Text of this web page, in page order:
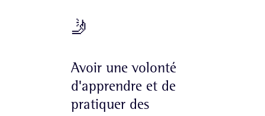
🤳
Avoir une volonté
d'apprendre et de
pratiquer des